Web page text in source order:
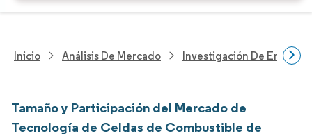
Inicio Análisis De Mercado Investigación De Energía
Tamaño y Participación del Mercado de
Tecnología de Celdas de Combustible de